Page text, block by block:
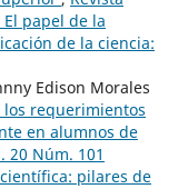
papel de la
de la ciencia:
Edison Morales
requerimientos
en alumnos de
20 Núm. 101
pilares de